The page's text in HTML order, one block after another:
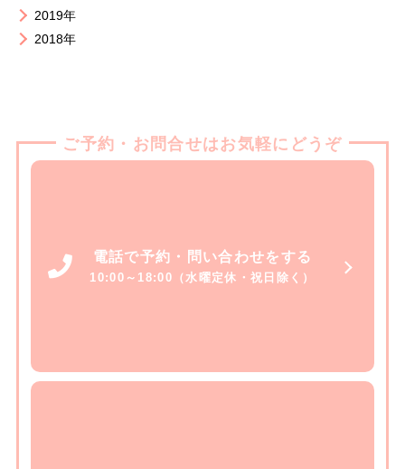
2019年
2018年
ご予約・お問合せはお気軽にどうぞ
電話で予約・問い合わせをする
10:00～18:00（水曜定休・祝日除く）